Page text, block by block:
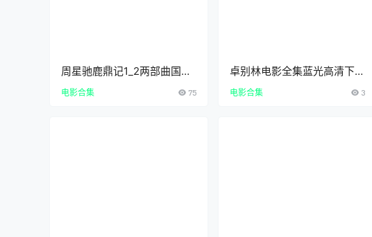
周星驰鹿鼎记1_2两部曲国粤
双语中字4K高清修复版合集
下载在线观看
电影合集 75
卓别林电影全集蓝光高清下载
_喜剧大师查理卓别林9部经
典代表作合集_必看默片喜剧
电影合集 3